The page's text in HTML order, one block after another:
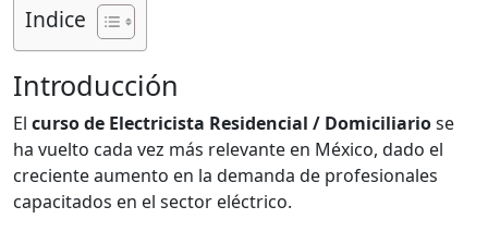
Indice
Introducción
El curso de Electricista Residencial / Domiciliariose
ha vuelto cada vez más relevante en México, dado el
creciente aumento en la demanda de profesionales
capacitados en el sector eléctrico.